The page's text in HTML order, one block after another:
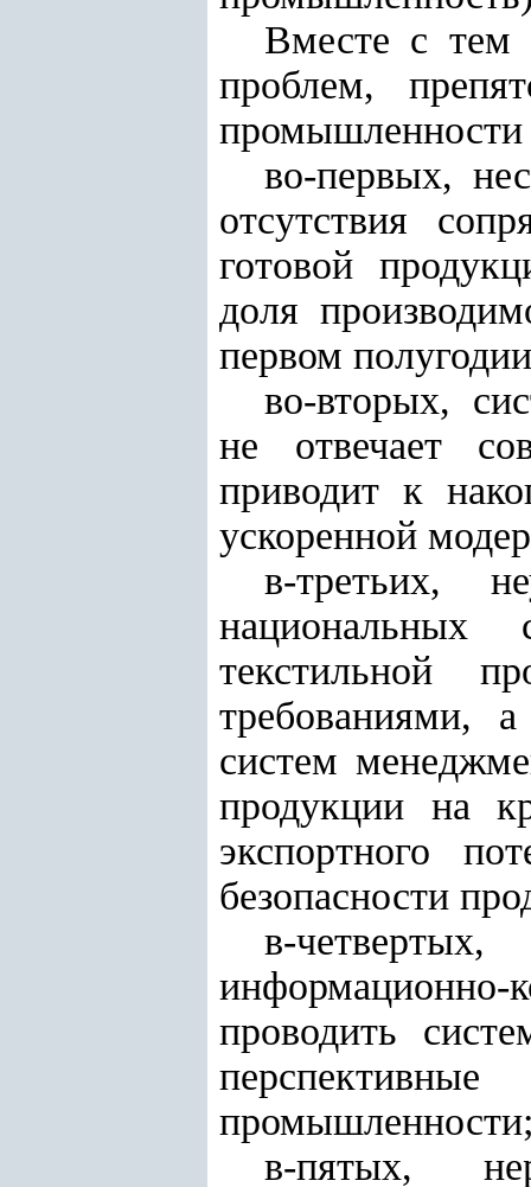
Вместе с тем
проблем,
промышленности
во-первых,
отсутствия
готовой
доля
первом
во-вторых,
не отвечает
приводит к
ускоренной
в-третьих,
национальных
текстильной
требованиями,
систем
продукции на
экспортного
безопасности
в-
проводить
в-пятых,